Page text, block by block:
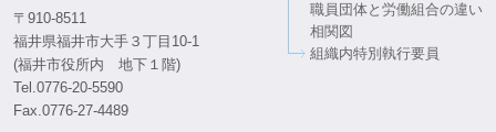
〒910-8511
福井県福井市大手３丁目10-1
(福井市役所内 地下１階)
Tel.0776-20-5590
Fax.0776-27-4489
職員団体と労働組合の違い
相関図
組織内特別執行要員